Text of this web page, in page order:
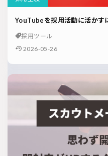
YouTubeを採用活動に活かす
採用ツール
2026-05-26